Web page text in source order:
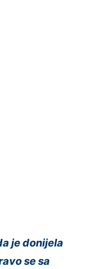
je donijela
se sa